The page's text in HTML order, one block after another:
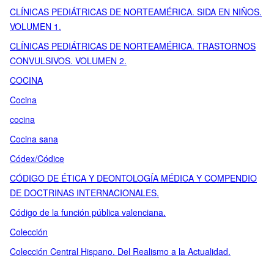
3.
CLÍNICAS PEDIÁTRICAS DE NORTEAMÉRICA. SIDA EN NIÑOS.
VOLUMEN 1.
CLÍNICAS PEDIÁTRICAS DE NORTEAMÉRICA. TRASTORNOS
CONVULSIVOS. VOLUMEN 2.
COCINA
Cocina
cocina
Cocina sana
Códex/Códice
CÓDIGO DE ÉTICA Y DEONTOLOGÍA MÉDICA Y COMPENDIO
DE DOCTRINAS INTERNACIONALES.
Código de la función pública valenciana.
Colección
Colección Central Hispano. Del Realismo a la Actualidad.